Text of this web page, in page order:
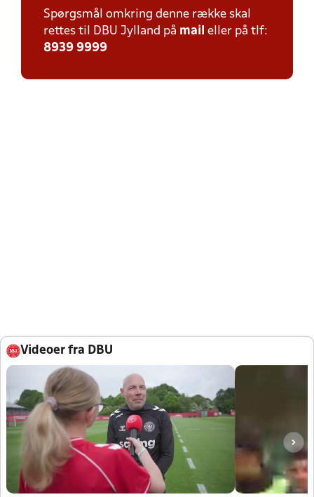
Spørgsmål omkring denne række skal
rettes til DBU Jylland på mail eller på tlf:
8939 9999
Videoer fra DBU